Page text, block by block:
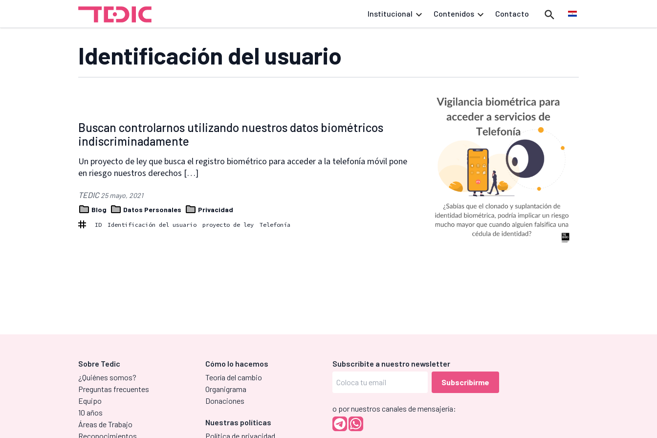
Institucional Contenidos Contacto
Identificación del usuario
Buscan controlarnos utilizando nuestros datos biométricos
indiscriminadamente
Un proyecto de ley que busca el registro biométrico para acceder a la telefonía móvil pone
en riesgo nuestros derechos […]
TEDIC25 mayo, 2021
Blog
Datos Personales Privacidad
ID Identificación del usuario proyecto de ley Telefonía
Sobre Tedic
¿Quiénes somos?
Preguntas frecuentes
Equipo
10 años
Áreas de Trabajo
Reconocimientos
Cómo lo hacemos
Teoría del cambio
Organigrama
Donaciones
Nuestras políticas
Política de privacidad
Subscríbite a nuestro newsletter
o por nuestros canales de mensajería: